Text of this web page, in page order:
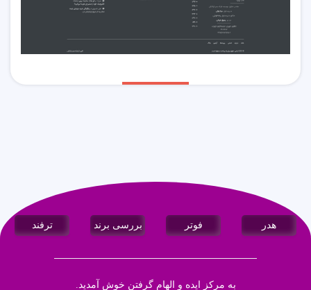
هدر فوتر بررسی برند ترفند
به مرکز ایده و الهام گرفتن خوش آمدید.